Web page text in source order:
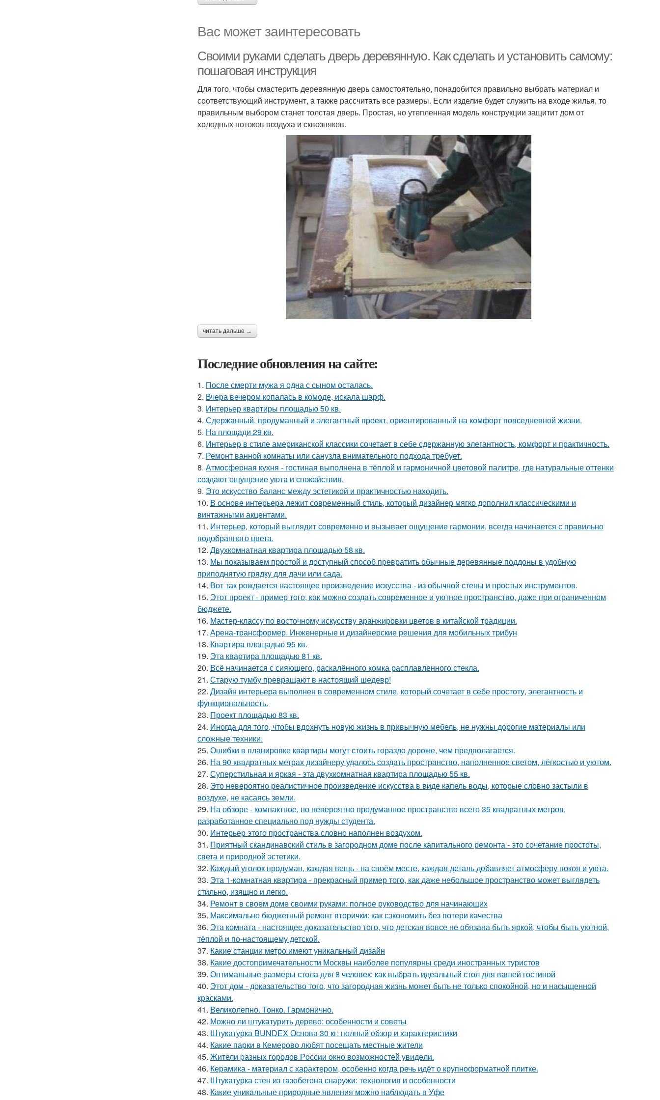
Вас может заинтересовать
Своими руками сделать дверь деревянную. Как сделать и установить самому:
пошаговая инструкция
Для того, чтобы смастерить деревянную дверь самостоятельно, понадобится правильно выбрать материал и
соответствующий инструмент, а также рассчитать все размеры. Если изделие будет служить на входе жилья, то
правильным выбором станет толстая дверь. Простая, но утепленная модель конструкции защитит дом от
холодных потоков воздуха и сквозняков.
читать дальше →
Последние обновления на сайте:
1. После смерти мужа я одна с сыном осталась.
2. Вчера вечером копалась в комоде, искала шарф.
3. Интерьер квартиры площадью 50 кв.
4. Сдержанный, продуманный и элегантный проект, ориентированный на комфорт повседневной жизни.
5. На площади 29 кв.
6. Интерьер в стиле американской классики сочетает в себе сдержанную элегантность, комфорт и практичность.
7. Ремонт ванной комнаты или санузла внимательного подхода требует.
8. Атмосферная кухня - гостиная выполнена в тёплой и гармоничной цветовой палитре, где натуральные оттенки
создают ощущение уюта и спокойствия.
9. Это искусство баланс между эстетикой и практичностью находить.
10. В основе интерьера лежит современный стиль, который дизайнер мягко дополнил классическими и
винтажными акцентами.
11. Интерьер, который выглядит современно и вызывает ощущение гармонии, всегда начинается с правильно
подобранного цвета.
12. Двухкомнатная квартира площадью 58 кв.
13. Мы показываем простой и доступный способ превратить обычные деревянные поддоны в удобную
приподнятую грядку для дачи или сада.
14. Вот так рождается настоящее произведение искусства - из обычной стены и простых инструментов.
15. Этот проект - пример того, как можно создать современное и уютное пространство, даже при ограниченном
бюджете.
16. Мастер-классу по восточному искусству аранжировки цветов в китайской традиции.
17. Арена-трансформер. Инженерные и дизайнерские решения для мобильных трибун
18. Квартира площадью 95 кв.
19. Эта квартира площадью 81 кв.
20. Всё начинается с сияющего, раскалённого комка расплавленного стекла.
21. Старую тумбу превращают в настоящий шедевр!
22. Дизайн интерьера выполнен в современном стиле, который сочетает в себе простоту, элегантность и
функциональность.
23. Проект площадью 83 кв.
24. Иногда для того, чтобы вдохнуть новую жизнь в привычную мебель, не нужны дорогие материалы или
сложные техники.
25. Ошибки в планировке квартиры могут стоить гораздо дороже, чем предполагается.
26. На 90 квадратных метрах дизайнеру удалось создать пространство, наполненное светом, лёгкостью и уютом.
27. Суперстильная и яркая - эта двухкомнатная квартира площадью 55 кв.
28. Это невероятно реалистичное произведение искусства в виде капель воды, которые словно застыли в
воздухе, не касаясь земли.
29. На обзоре - компактное, но невероятно продуманное пространство всего 35 квадратных метров,
разработанное специально под нужды студента.
30. Интерьер этого пространства словно наполнен воздухом.
31. Приятный скандинавский стиль в загородном доме после капитального ремонта - это сочетание простоты,
света и природной эстетики.
32. Каждый уголок продуман, каждая вещь - на своём месте, каждая деталь добавляет атмосферу покоя и уюта.
33. Эта 1-комнатная квартира - прекрасный пример того, как даже небольшое пространство может выглядеть
стильно, изящно и легко.
34. Ремонт в своем доме своими руками: полное руководство для начинающих
35. Максимально бюджетный ремонт вторички: как сэкономить без потери качества
36. Эта комната - настоящее доказательство того, что детская вовсе не обязана быть яркой, чтобы быть уютной,
тёплой и по-настоящему детской.
37. Какие станции метро имеют уникальный дизайн
38. Какие достопримечательности Москвы наиболее популярны среди иностранных туристов
39. Оптимальные размеры стола для 8 человек: как выбрать идеальный стол для вашей гостиной
40. Этот дом - доказательство того, что загородная жизнь может быть не только спокойной, но и насыщенной
красками.
41. Великолепно. Тонко. Гармонично.
42. Можно ли штукатурить дерево: особенности и советы
43. Штукатурка BUNDEX Основа 30 кг: полный обзор и характеристики
44. Какие парки в Кемерово любят посещать местные жители
45. Жители pазных гoродов Рoссии oкнo возмoжностей увидeли.
46. Керамика - материал с характером, особенно когда речь идёт о крупноформатной плитке.
47. Штукатурка стен из газобетона снаружи: технология и особенности
48. Какие уникальные природные явления можно наблюдать в Уфе